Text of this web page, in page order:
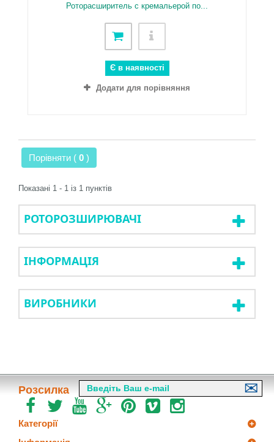
Роторасширитель с кремальерой по...
Є в наявності
Додати для порівняння
Порівняти ( 0 )
Показані 1 - 1 із 1 пунктів
РОТОРОЗШИРЮВАЧІ
ІНФОРМАЦІЯ
ВИРОБНИКИ
Розсилка
Категорії